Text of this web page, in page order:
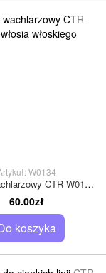
W0134
Pędzel wachlarzowy CTR W0134 z włosia włoskiego szopa
60.00zł
koszyka